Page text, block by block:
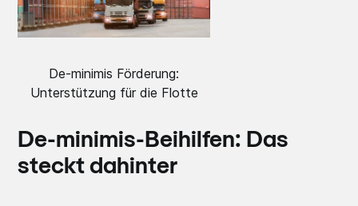
De-minimis Förderung:
Unterstützung für die Flotte
De-minimis-Beihilfen: Das
steckt dahinter